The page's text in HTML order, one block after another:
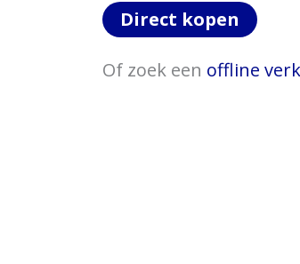
Direct kopen
Of zoek een offline